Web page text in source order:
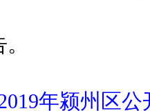
年颍州区